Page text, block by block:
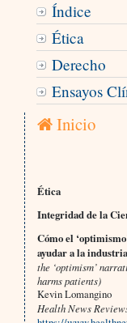
Índice
Ética
Derecho
Ensayos
Inicio
Ética
Integridad de la
Cómo el
ayudar a la
the ‘optimism’
harms patients)
Kevin Lomangino
Health News